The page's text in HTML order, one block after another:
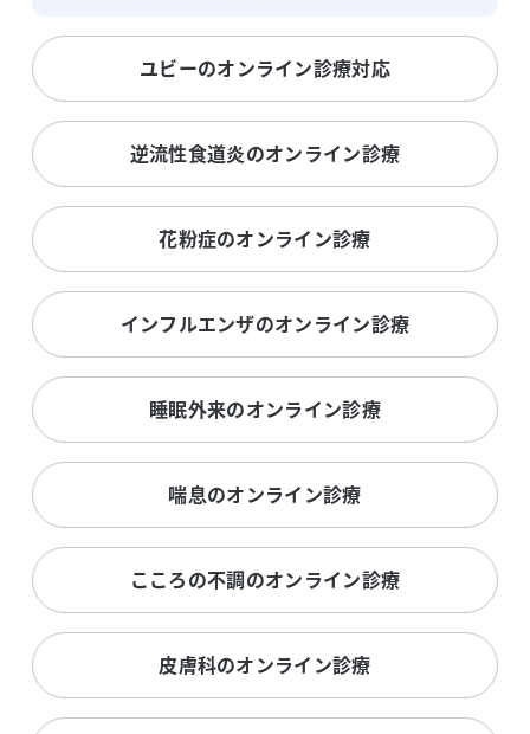
ユビーのオンライン診療対応
逆流性食道炎のオンライン診療
花粉症のオンライン診療
インフルエンザのオンライン診療
睡眠外来のオンライン診療
喘息のオンライン診療
こころの不調のオンライン診療
皮膚科のオンライン診療